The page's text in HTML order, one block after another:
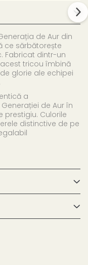
de Aur din
ce sărbătorește
Fabricat dintr-un
tricou îmbină
glorie ale echipei
a
de Aur în
Culorile
distinctive de pe